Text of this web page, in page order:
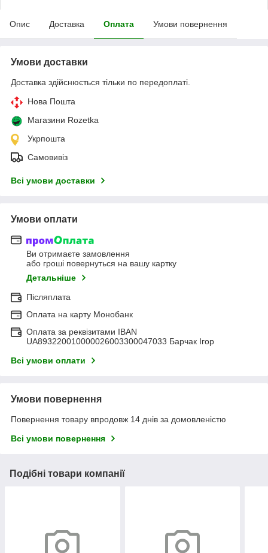
Опис Доставка Оплата Умови повернення
Умови доставки
Доставка здійснюється тільки по передоплаті.
Нова Пошта
Магазини Rozetka
Укрпошта
Самовивіз
Всі умови доставки
Умови оплати
Ви отримаєте замовлення
або гроші повернуться на вашу картку
Детальніше
Післяплата
Оплата на карту Монобанк
Оплата за реквізитами IBAN
UA893220010000026003300047033 Барчак Ігор
Всі умови оплати
Умови повернення
Повернення товару впродовж 14 днів за домовленістю
Всі умови повернення
Подібні товари компанії